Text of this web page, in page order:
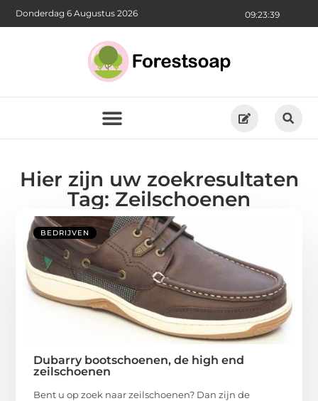
09:23:40
Donderdag 6 Augustus 2026
Hier zijn uw zoekresultaten
Tag: Zeilschoenen
BEDRIJVEN
Dubarry bootschoenen, de high end
zeilschoenen
Bent u op zoek naar zeilschoenen? Dan zijn de